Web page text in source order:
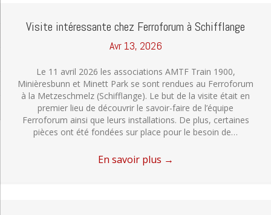
Visite intéressante chez Ferroforum à Schifflange
Avr 13, 2026
Le 11 avril 2026 les associations AMTF Train 1900,
Minièresbunn et Minett Park se sont rendues au Ferroforum
à la Metzeschmelz (Schifflange). Le but de la visite était en
premier lieu de découvrir le savoir-faire de l’équipe
Ferroforum ainsi que leurs installations. De plus, certaines
pièces ont été fondées sur place pour le besoin de…
En savoir plus →